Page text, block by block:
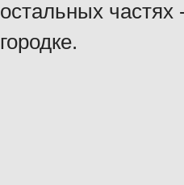
остальных частях
городке.